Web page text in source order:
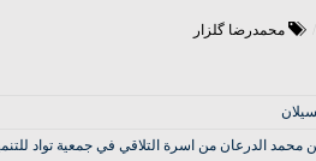
محمدرضا گلزار
محمد الدرعان من اسرة التلاقي في جمعية تواد